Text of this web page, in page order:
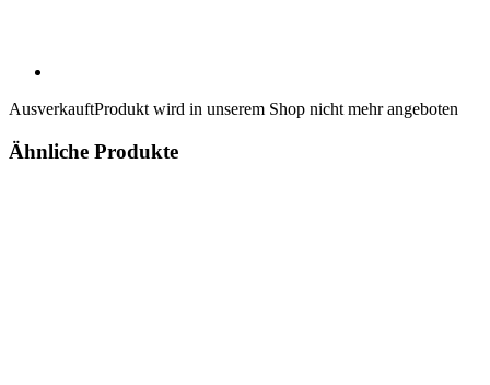
AusverkauftProdukt wird in unserem Shop nicht mehr angeboten
Ähnliche Produkte